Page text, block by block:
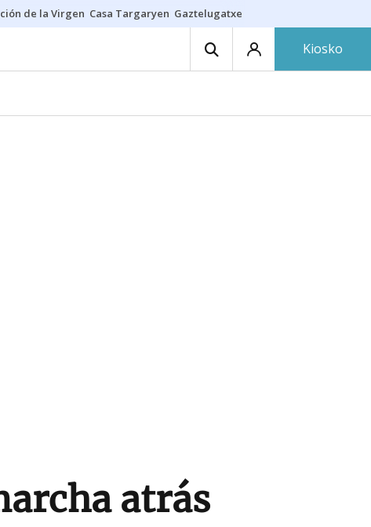
de la Virgen Casa Targaryen Gaztelugatxe
Kiosko
atrás